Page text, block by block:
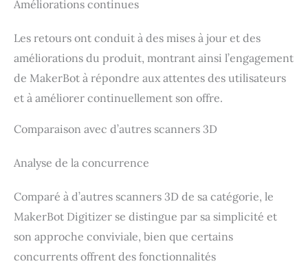
Améliorations continues
Les retours ont conduit à des mises à jour et des
améliorations du produit, montrant ainsi l’engagement
de MakerBot à répondre aux attentes des utilisateurs
et à améliorer continuellement son offre.
Comparaison avec d’autres scanners 3D
Analyse de la concurrence
Comparé à d’autres scanners 3D de sa catégorie, le
MakerBot Digitizer se distingue par sa simplicité et
son approche conviviale, bien que certains
concurrents offrent des fonctionnalités